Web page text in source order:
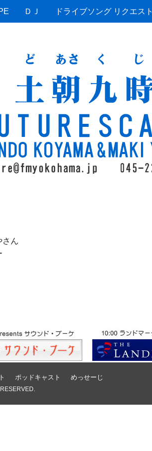
ＤＪ ドライブソング リクエスト
さん
ポッドキャスト めっせーじ